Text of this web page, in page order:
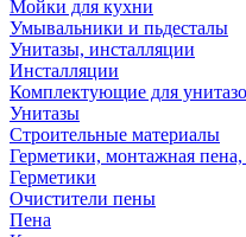
Мойки для кухни
Умывальники и пьдесталы
Унитазы, инсталляции
Инсталляции
Комплектующие для
Унитазы
Строительные материалы
Герметики, монтажная
Герметики
Очистители пены
Пена